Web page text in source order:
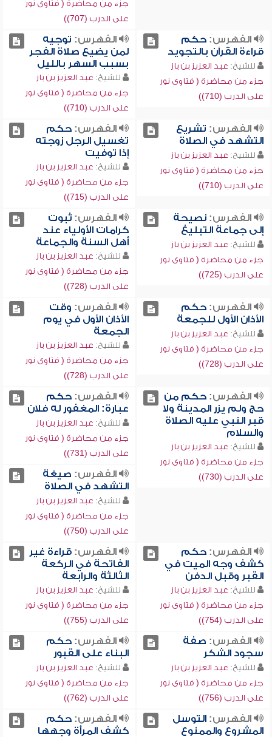
جزء من محاضرة ( فتاوى نور
على الدرب (707))
الفهرس:حكم
قراءة القرآن بالتجويد
للشيخ: عبد العزيز بن باز
جزء من محاضرة ( فتاوى نور
على الدرب (710))
الفهرس: توجيه
لمن يضيع صلاة الفجر
بسبب السهر بالليل
للشيخ: عبد العزيز بن باز
جزء من محاضرة ( فتاوى نور
على الدرب (710))
الفهرس: تشريع
التشهد في الصلاة
للشيخ: عبد العزيز بن باز
جزء من محاضرة ( فتاوى نور
على الدرب (710))
الفهرس:حكم
تغسيل الرجل زوجته
إذا توفيت
للشيخ: عبد العزيز بن باز
جزء من محاضرة ( فتاوى نور
على الدرب (715))
الفهرس:نصيحة
إلى جماعة التبليغ
للشيخ: عبد العزيز بن باز
جزء من محاضرة ( فتاوى نور
على الدرب (725))
الفهرس:ثبوت
كرامات الأولياء عند
أهل السنة والجماعة
للشيخ: عبد العزيز بن باز
جزء من محاضرة ( فتاوى نور
على الدرب (728))
الفهرس:حكم
الأذان الأول للجمعة
للشيخ: عبد العزيز بن باز
جزء من محاضرة ( فتاوى نور
على الدرب (728))
الفهرس: وقت
الأذان الأول في يوم
الجمعة
للشيخ: عبد العزيز بن باز
جزء من محاضرة ( فتاوى نور
على الدرب (728))
الفهرس:حكم من
حج ولم يزر المدينة ولا
قبر النبي عليه الصلاة
والسلام
للشيخ: عبد العزيز بن باز
جزء من محاضرة ( فتاوى نور
على الدرب (730))
الفهرس:حكم
عبارة: المغفور له فلان
للشيخ: عبد العزيز بن باز
جزء من محاضرة ( فتاوى نور
على الدرب (731))
الفهرس: صيغة
التشهد في الصلاة
للشيخ: عبد العزيز بن باز
جزء من محاضرة ( فتاوى نور
على الدرب (750))
الفهرس:حكم
كشف وجه الميت في
القبر وقبل الدفن
للشيخ: عبد العزيز بن باز
جزء من محاضرة ( فتاوى نور
على الدرب (754))
الفهرس:قراءة غير
الفاتحة في الركعة
الثالثة والرابعة
للشيخ: عبد العزيز بن باز
جزء من محاضرة ( فتاوى نور
على الدرب (755))
الفهرس: صفة
سجود الشكر
للشيخ: عبد العزيز بن باز
جزء من محاضرة ( فتاوى نور
على الدرب (756))
الفهرس:حكم
البناء على القبور
للشيخ: عبد العزيز بن باز
جزء من محاضرة ( فتاوى نور
على الدرب (762))
الفهرس:التوسل
المشروع والممنوع
الفهرس:حكم
كشف المرأة وجهها